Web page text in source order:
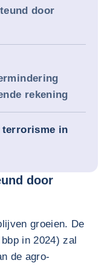
door
rekening
terrorisme in
door
groeien. De
in 2024) zal
de agro-